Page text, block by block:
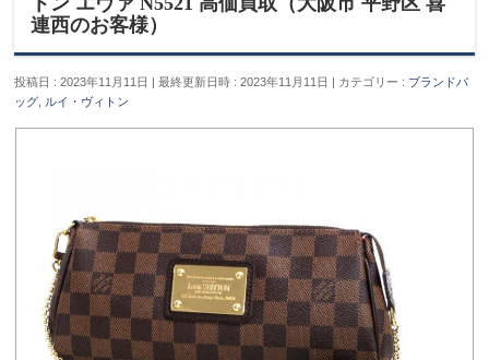
連西のお客様）
投稿日 : 2023年11月11日 最終更新日時 : 2023年11月11日 カテゴリー : ブランドバ
ッグ ルイ・ヴィトン